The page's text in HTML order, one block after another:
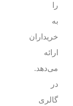
را
به
خریداران
ارائه
می‌دهد.
در
گالری